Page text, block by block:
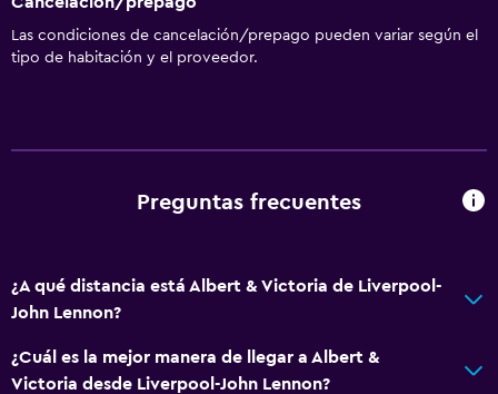
Las condiciones de cancelación/prepago pueden variar según el
tipo de habitación y el proveedor.
Preguntas frecuentes
¿A qué distancia está Albert & Victoria de Liverpool-
John Lennon?
¿Cuál es la mejor manera de llegar a Albert &
Victoria desde Liverpool-John Lennon?